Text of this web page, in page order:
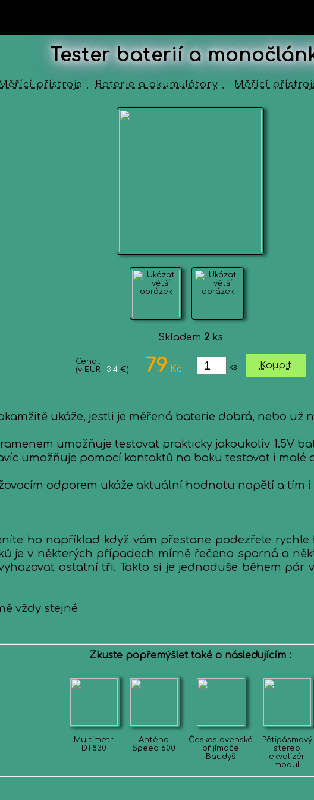
Tester baterií a
Měřící přístroje , Baterie a akumulátory , Měřící
Skladem 2ks
Cena :
(v EUR : 3.4€) 79 Kč ks Koupit
ukáže, jestli je měřená baterie dobrá, nebo už
umožňuje testovat prakticky jakoukoliv 1.5V
umožňuje pomocí kontaktů na boku testovat i malé
odporem ukáže aktuální hodnotu napětí a
ho například když vám přestane podezřele
je v některých případech mírně řečeno sporná a
ostatní tři. Takto si je jednoduše během pár
vždy stejné
Zkuste popřemýšlet také o následujícím :
Multimetr
DT830
Anténa
Speed 600
Československé
přijímače
Baudyš
Pětipásmový
stereo
ekvalizér
modul